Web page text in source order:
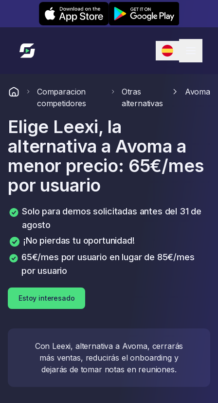
Leexi on iOS Leexi on Android
Enlace a la página de inicio
Comparacion
competidores
Otras
alternativas
Avoma
Elige Leexi, la
alternativa a Avoma a
menor precio: 65€/mes
por usuario
Solo para demos solicitadas antes del 31 de
agosto
¡No pierdas tu oportunidad!
65€/mes por usuario en lugar de 85€/mes
por usuario
Estoy interesado
Con Leexi, alternativa a Avoma, cerrarás
más ventas, reducirás el onboarding y
dejarás de tomar notas en reuniones.